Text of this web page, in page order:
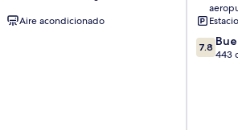
Aire acondicionado
7.8
de
7.8
443